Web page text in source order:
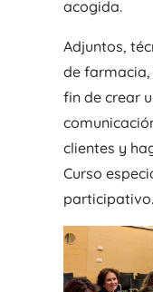
acogida.
Adjuntos,
de farmacia,
fin de crear
clientes y
Curso
participativo.